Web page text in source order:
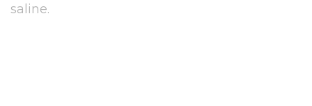
saline.